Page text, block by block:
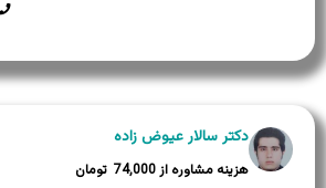
دکتر سالار عیوض زاده
74,000